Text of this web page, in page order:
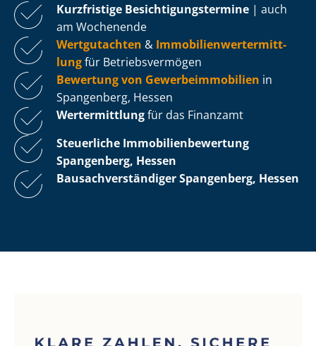
Kurzfristige Be­sich­ti­gungs­ter­mi­ne | auch
am Wochenende
Wertgutachten & Im­mo­bi­li­en­wert­ermitt­
lungfür Be­triebs­ver­mö­gen
Bewertung von Ge­wer­be­im­mo­bi­li­en in
Spangenberg, Hessen
Wertermittlungfür das Finanzamt
Steuerliche Im­mo­bi­li­en­be­wer­tung
Spangenberg, Hessen
Bau­sach­ver­stän­di­ger Spangenberg, Hessen